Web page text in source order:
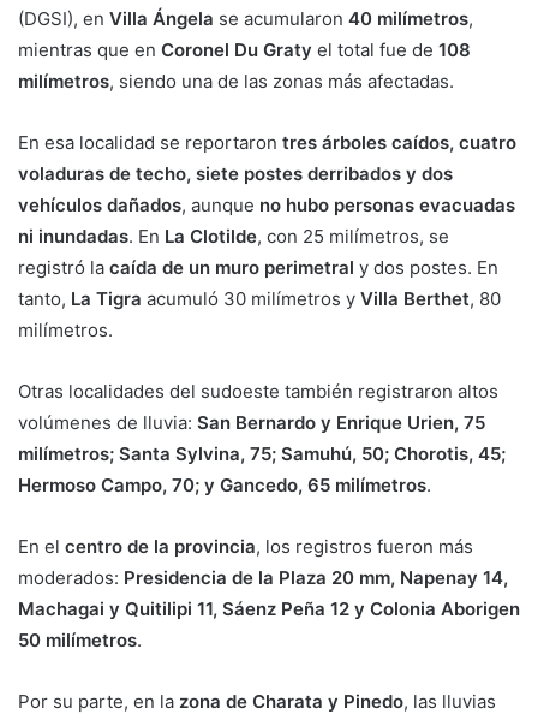
(DGSI), en Villa Ángela se acumularon 40 milímetros,
mientras que en Coronel Du Graty el total fue de 108
milímetros, siendo una de las zonas más afectadas.
En esa localidad se reportaron tres árboles caídos, cuatro
voladuras de techo, siete postes derribados y dos
vehículos dañados, aunque no hubo personas evacuadas
ni inundadas. En La Clotilde, con 25 milímetros, se
registró la caída de un muro perimetral y dos postes. En
tanto, La Tigra acumuló 30 milímetros y Villa Berthet, 80
milímetros.
Otras localidades del sudoeste también registraron altos
volúmenes de lluvia: San Bernardo y Enrique Urien, 75
milímetros; Santa Sylvina, 75; Samuhú, 50; Chorotis, 45;
Hermoso Campo, 70; y Gancedo, 65 milímetros.
En el centro de la provincia, los registros fueron más
moderados: Presidencia de la Plaza 20 mm, Napenay 14,
Machagai y Quitilipi 11, Sáenz Peña 12 y Colonia Aborigen
50 milímetros.
Por su parte, en la zona de Charata y Pinedo, las lluvias